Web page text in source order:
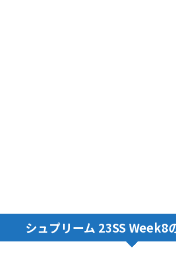
シュプリーム 23SS Week8